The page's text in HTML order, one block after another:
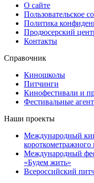
О сайте
Пользовательское
Политика
Продюсерский
Контакты
Справочник
Киношколы
Питчинги
Кинофестивали и
Фестивальные
Наши проекты
Международный
короткометражного
Международный
«Будем жить»
Всероссийский